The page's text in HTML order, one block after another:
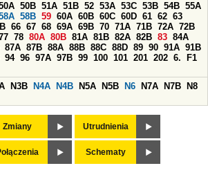
50B 51A 51B 52 53A 53C 53B 54B 55A
58B 59 60A 60B 60C 60D 61 62 63
66 67 68 69A 69B 70 71A 71B 72A 72B
78 80A 80B 81A 81B 82A 82B 83 84A
87A 87B 88A 88B 88C 88D 89 90 91A 91B
94 96 97A 97B 99 100 101 201 202 6.
F1
N3B N4A N4B N5A N5B N6 N7A N7B
N8
Zmiany Utrudnienia
Schematy